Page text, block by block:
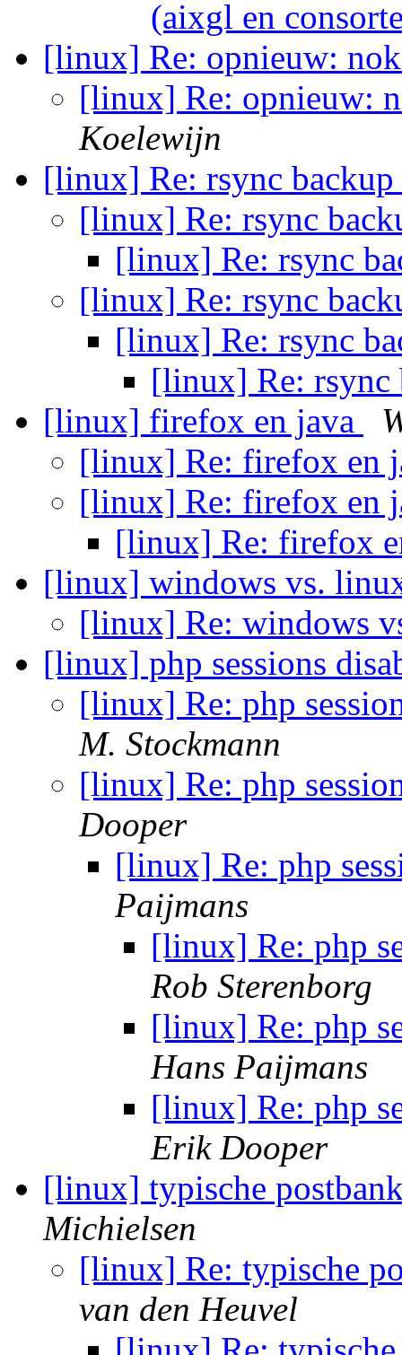
(aixgl en
[linux] Re: opnieuw:
[linux] Re: opnieuw:
Koelewijn
[linux] Re: rsync backup
[linux] Re: rsync
[linux] Re: rsync
[linux] Re: rsync
[linux] Re: rsync
[linux] Re:
[linux] firefox en java
[linux] Re: firefox en
[linux] Re: firefox en
[linux] Re: firefox
[linux] windows vs.
[linux] Re: windows
[linux] php sessions
[linux] Re: php
M. Stockmann
[linux] Re: php
Dooper
[linux] Re: php
Paijmans
[linux] Re: php
Rob Sterenborg
[linux] Re: php
Hans Paijmans
[linux] Re: php
Erik Dooper
[linux] typische
Michielsen
[linux] Re: typische
van den Heuvel